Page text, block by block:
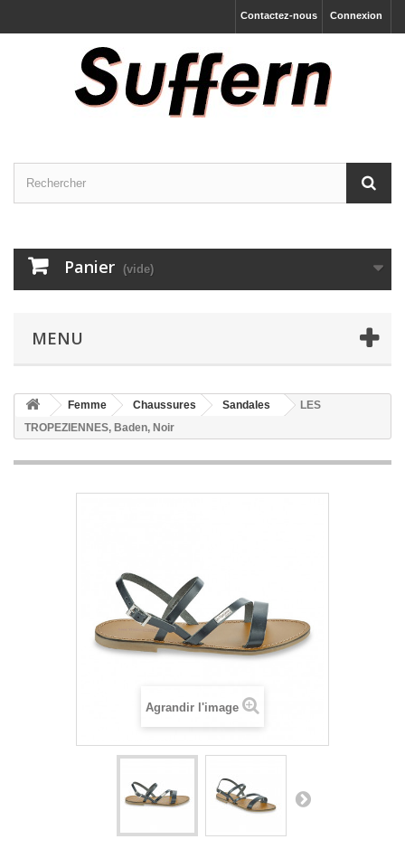
Connexion
Contactez-nous
Panier (vide)
MENU
Femme Chaussures Sandales
LES
TROPEZIENNES, Baden, Noir
Agrandir l'image